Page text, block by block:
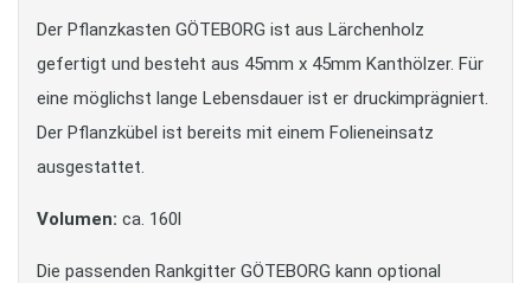
Der Pflanzkasten GÖTEBORG ist aus Lärchenholz
gefertigt und besteht aus 45mm x 45mm Kanthölzer. Für
eine möglichst lange Lebensdauer ist er druckimprägniert.
Der Pflanzkübel ist bereits mit einem Folieneinsatz
ausgestattet.
Volumen: ca. 160l
Die passenden Rankgitter GÖTEBORG kann optional